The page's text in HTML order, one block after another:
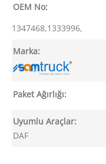
OEM No:
1347468,1333996,
Marka:
Paket Ağırlığı:
Uyumlu Araçlar:
DAF